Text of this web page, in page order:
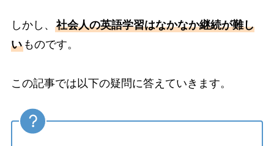
しかし、 社会人の英語学習はなかなか継続が難し
いものです。
この記事では以下の疑問に答えていきます。